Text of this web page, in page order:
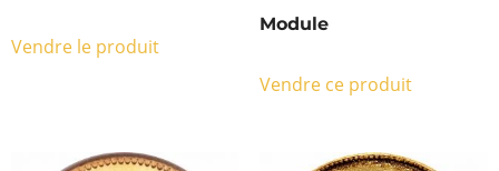
Vendre le produit
Module
Vendre ce produit